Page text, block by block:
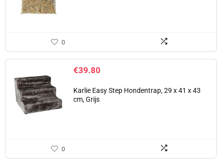
0
€39.80
Karlie Easy Step Hondentrap, 29 x 41 x 43
cm, Grijs
0